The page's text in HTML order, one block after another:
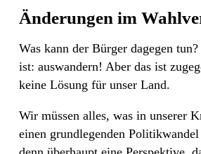
Änderungen im
Was kann der Bürger dagegen
ist: auswandern! Aber das ist
keine Lösung für unser Land.
Wir müssen alles, was in unserer
einen grundlegenden